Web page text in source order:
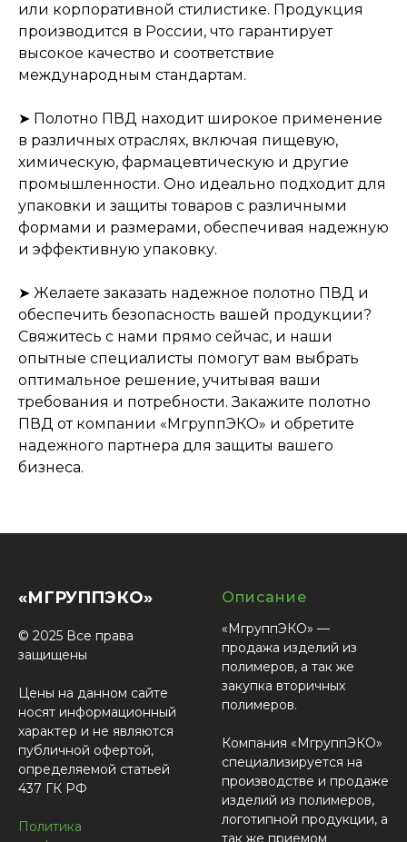
или корпоративной стилистике. Продукция
производится в России, что гарантирует
высокое качество и соответствие
международным стандартам.
➤ Полотно ПВД находит широкое применение
в различных отраслях, включая пищевую,
химическую, фармацевтическую и другие
промышленности. Оно идеально подходит для
упаковки и защиты товаров с различными
формами и размерами, обеспечивая надежную
и эффективную упаковку.
➤ Желаете заказать надежное полотно ПВД и
обеспечить безопасность вашей продукции?
Свяжитесь с нами прямо сейчас, и наши
опытные специалисты помогут вам выбрать
оптимальное решение, учитывая ваши
требования и потребности. Закажите полотно
ПВД от компании «МгруппЭКО» и обретите
надежного партнера для защиты вашего
бизнеса.
«МГРУППЭКО»
© 2025 Все права
защищены
Цены на данном сайте
носят информационный
характер и не являются
публичной офертой,
определяемой статьей
437 ГК РФ
Политика
Описание
«МгруппЭКО» —
продажа изделий из
полимеров, а так же
закупка вторичных
полимеров.
Компания «МгруппЭКО»
специализируется на
производстве и продаже
изделий из полимеров,
логотипной продукции, а
так же приемом